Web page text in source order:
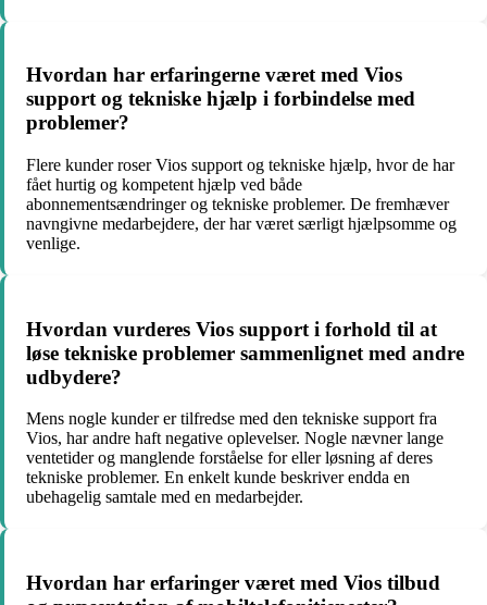
Hvordan har erfaringerne været med Vios
support og tekniske hjælp i forbindelse med
problemer?
Flere kunder roser Vios support og tekniske hjælp, hvor de har
fået hurtig og kompetent hjælp ved både
abonnementsændringer og tekniske problemer. De fremhæver
navngivne medarbejdere, der har været særligt hjælpsomme og
venlige.
Hvordan vurderes Vios support i forhold til at
løse tekniske problemer sammenlignet med andre
udbydere?
Mens nogle kunder er tilfredse med den tekniske support fra
Vios, har andre haft negative oplevelser. Nogle nævner lange
ventetider og manglende forståelse for eller løsning af deres
tekniske problemer. En enkelt kunde beskriver endda en
ubehagelig samtale med en medarbejder.
Hvordan har erfaringer været med Vios tilbud